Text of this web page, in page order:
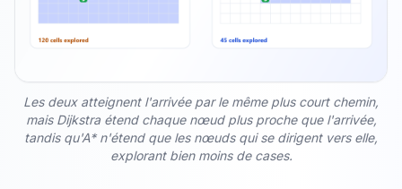
Les deux atteignent l'arrivée par le même plus court chemin,
mais Dijkstra étend chaque nœud plus proche que l'arrivée,
tandis qu'A* n'étend que les nœuds qui se dirigent vers elle,
explorant bien moins de cases.